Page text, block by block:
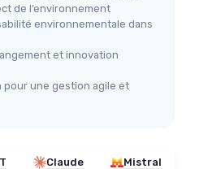
de l’environnement
environnementale dans
et innovation
pour une gestion agile et
Claude Mistral